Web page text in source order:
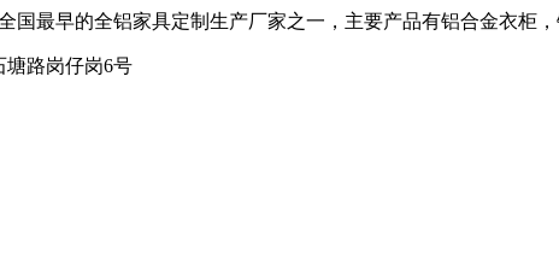
国最早的全铝家具定制生产厂家之一，主要产品有铝合金衣柜
塘路岗仔岗6号